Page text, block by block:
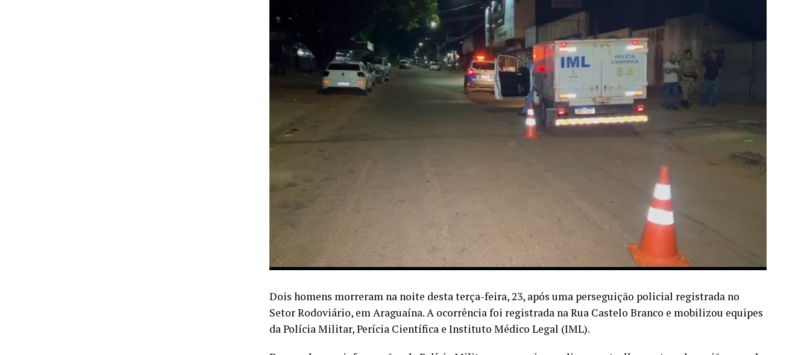
Dois homens morreram na noite desta terça-feira, 23, após uma perseguição policial registrada no
Setor Rodoviário, em Araguaína. A ocorrência foi registrada na Rua Castelo Branco e mobilizou equipes
da Polícia Militar, Perícia Científica e Instituto Médico Legal (IML).